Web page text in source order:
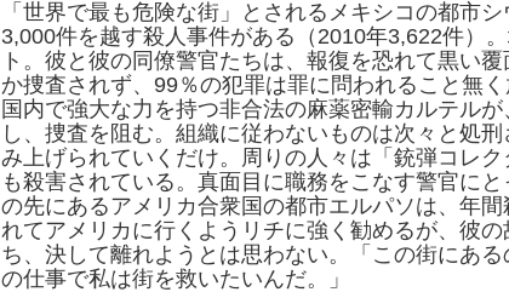
「世界で最も危険な街」とされるメキシコの都市
3,000件を越す殺人事件がある（2010年3,622件）
ト。彼と彼の同僚警官たちは、報復を恐れて黒い
か捜査されず、99％の犯罪は罪に問われること無
国内で強大な力を持つ非合法の麻薬密輸カルテル
し、捜査を阻む。組織に従わないものは次々と処
み上げられていくだけ。周りの人々は「銃弾コレ
も殺害されている。真面目に職務をこなす警官に
の先にあるアメリカ合衆国の都市エルパソは、年
れてアメリカに行くようリチに強く勧めるが、彼
ち、決して離れようとは思わない。「この街にあ
の仕事で私は街を救いたいんだ。」